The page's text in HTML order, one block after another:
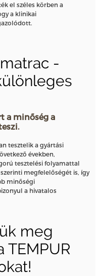
el széles körben a
a klinikai
-
a minőség a
tesztelik a gyártási
években,
tesztelési folyamattal
megfelelőségét is, így
minőségi
a hivatalos
meg
TEMPUR